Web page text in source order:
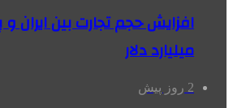
میلیارد دلار
2 روز پیش